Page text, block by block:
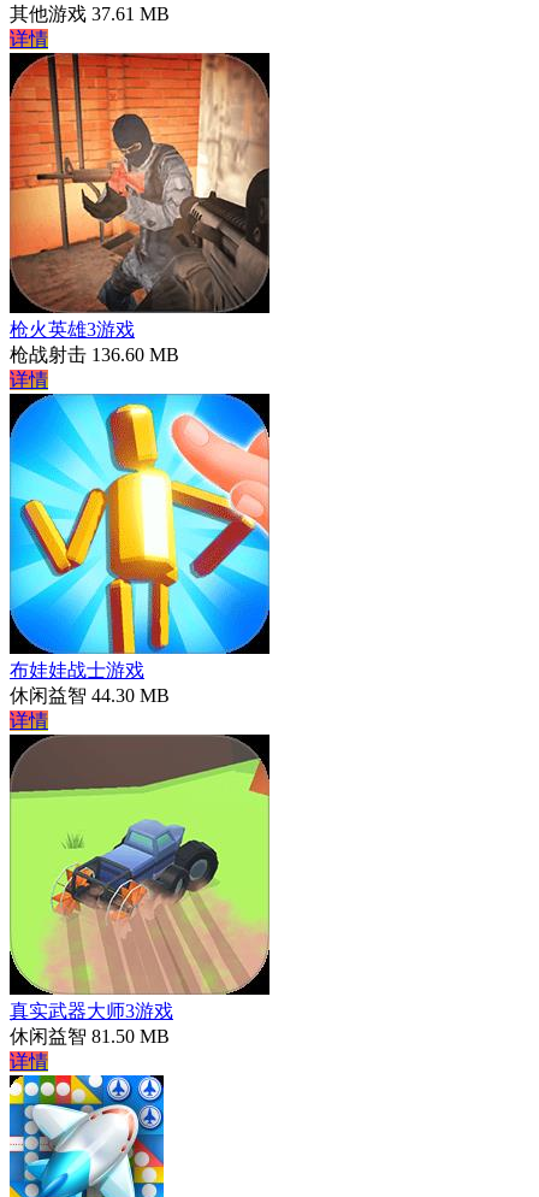
其他游戏 37.61 MB
详情
枪火英雄3游戏
枪战射击 136.60 MB
详情
布娃娃战士游戏
休闲益智 44.30 MB
详情
真实武器大师3游戏
休闲益智 81.50 MB
详情